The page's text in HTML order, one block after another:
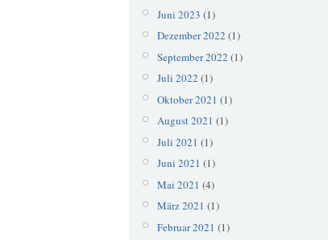
Juni 2023 (1)
Dezember 2022 (1)
September 2022 (1)
Juli 2022 (1)
Oktober 2021 (1)
August 2021 (1)
Juli 2021 (1)
Juni 2021 (1)
Mai 2021 (4)
März 2021 (1)
Februar 2021 (1)